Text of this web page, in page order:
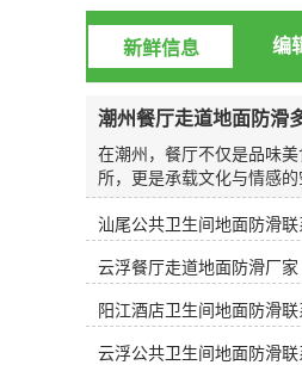
材原貌。我们的施工方法
小样测试或现场确认测试（
滑为标准）v 洒水或油汤用
触地面，后脚跟抬起15-30
移动进行测试有阻力感；v
处理与已经防滑处理地面二
较。v 本检验标准可作为交
准，并规定在潮湿的环境下
据。我们的施工方法
新鲜信息 编
潮州餐厅走道地面防滑
在潮州，餐厅不仅是品味
所，更是承载文化与情感的
论是老字号的传统食肆，
时尚餐厅，走道作为连接各
的用餐体验与整体印象。尤
气候频繁的南方地区，地面
成为许多餐饮经营者不得
战。今天，我们将围绕“走
汕尾公共卫生间地面防滑
云浮餐厅走道地面防滑厂家
阳江酒店卫生间地面防滑
云浮公共卫生间地面防滑